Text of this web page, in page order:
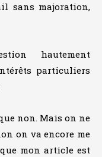
sans majoration,
hautement
particuliers
non. Mais on ne
on va encore me
mon article est